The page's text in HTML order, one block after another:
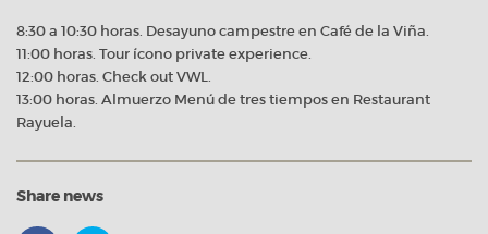
8:30 a 10:30 horas. Desayuno campestre en Café de la Viña.
11:00 horas. Tour ícono private experience.
12:00 horas. Check out VWL.
13:00 horas. Almuerzo Menú de tres tiempos en Restaurant
Rayuela.
Share news